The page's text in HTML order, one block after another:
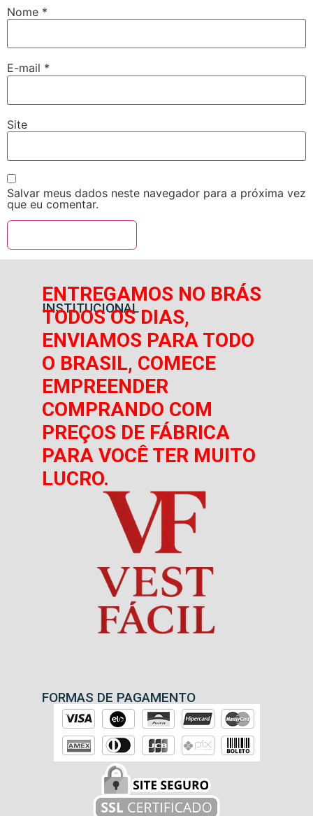
Nome *
E-mail *
Site
Salvar meus dados neste navegador para a próxima vez
que eu comentar.
INSTITUCIONAL
ENTREGAMOS NO BRÁS
TODOS OS DIAS,
ENVIAMOS PARA TODO
O BRASIL, COMECE
EMPREENDER
COMPRANDO COM
PREÇOS DE FÁBRICA
PARA VOCÊ TER MUITO
LUCRO.
FORMAS DE PAGAMENTO